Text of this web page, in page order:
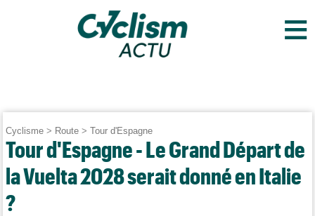
≡
Cyclisme > Route >Tour d'Espagne
Tour d'Espagne - Le Grand Départ de
la Vuelta 2028 serait donné en Italie
?